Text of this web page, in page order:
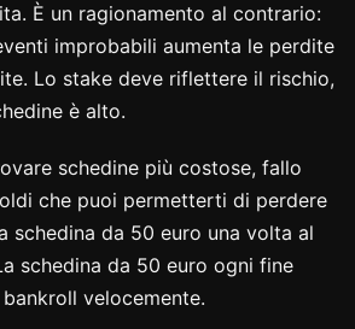
È un ragionamento al contrario:
improbabili aumenta le perdite
Lo stake deve riflettere il rischio,
è alto.
schedine più costose, fallo
che puoi permetterti di perdere
schedina da 50 euro una volta al
schedina da 50 euro ogni fine
velocemente.